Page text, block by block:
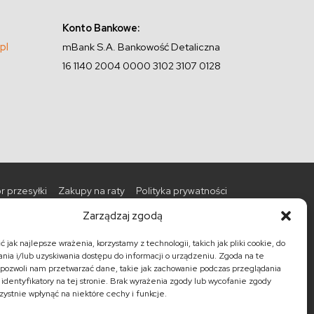
Zarządzaj zgodą
jak najlepsze wrażenia, korzystamy z technologii, takich jak pliki cookie, do
i/lub uzyskiwania dostępu do informacji o urządzeniu. Zgoda na te
nam przetwarzać dane, takie jak zachowanie podczas przeglądania
na tej stronie. Brak wyrażenia zgody lub wycofanie zgody
wpłynąć na niektóre cechy i funkcje.
Konto Bankowe:
mBank S.A. Bankowość Detaliczna
16 1140 2004 0000 3102 3107 0128
przesyłki Zakupy na raty
Polityka prywatności
Promocje Nowości
Barki kolonialne
Półki kolonialne
Regały kolonialne